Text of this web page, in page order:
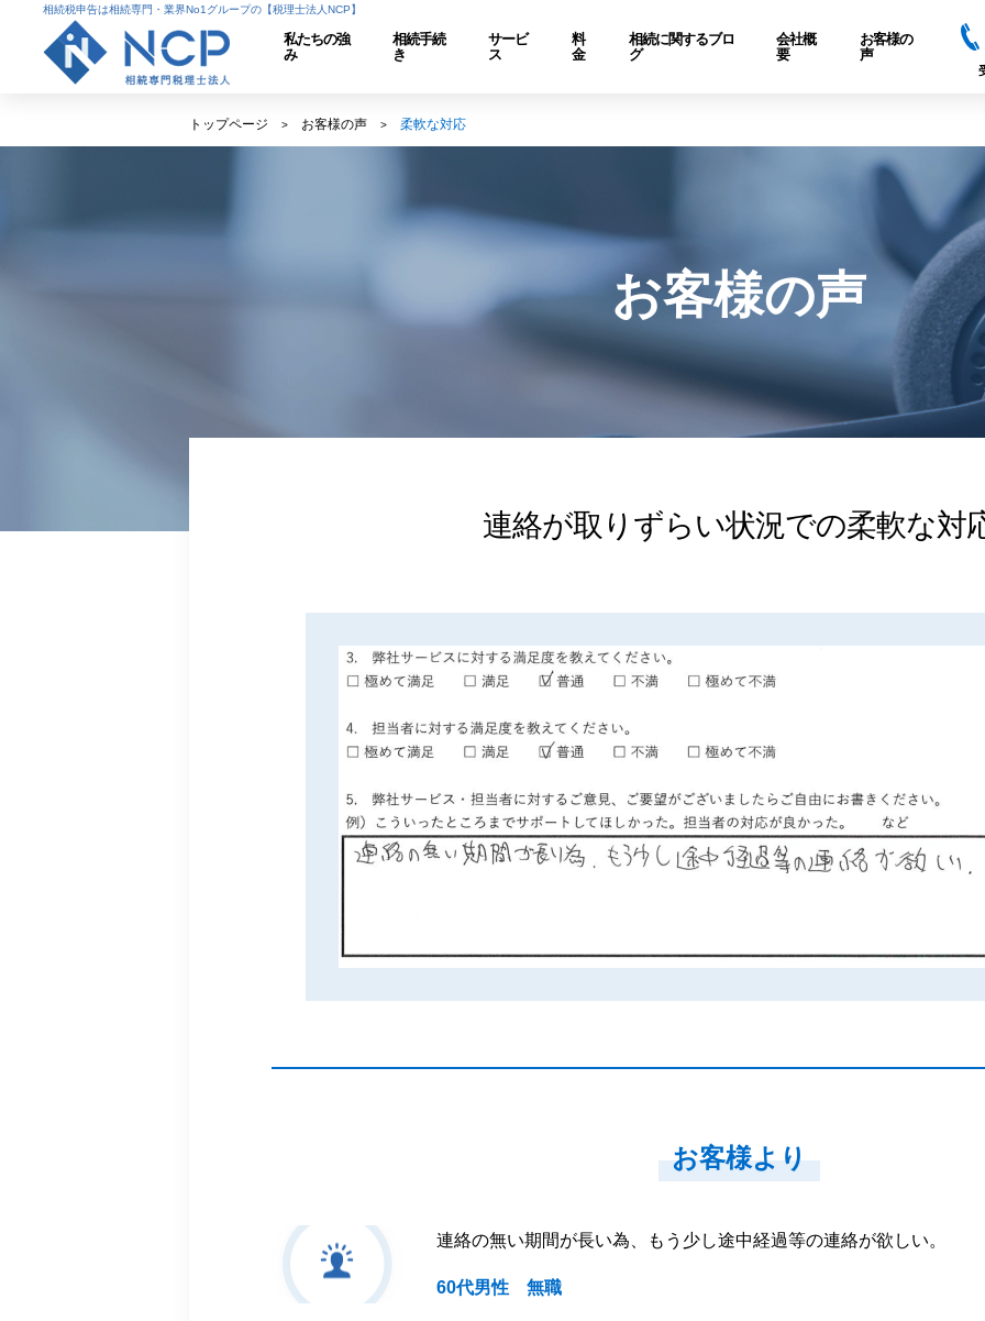
相続税申告は相続専門・業界No1グループの【税理士法人NCP】
私たちの強
み
相続手続
き
サービ
ス
料
金
相続に関するブロ
グ
会社概
要
お客様の
声
トップページ お客様の声 柔軟な対応
お客様の声
連絡が取りずらい状況での柔軟な対
お客様より
連絡の無い期間が長い為、もう少し途中経過等の連絡が欲しい。
60代男性 無職